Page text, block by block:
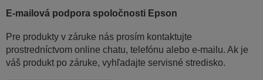
E-mailová podpora spoločnosti Epson
Pre produkty v záruke nás prosím kontaktujte
prostredníctvom online chatu, telefónu alebo e-mailu. Ak je
váš produkt po záruke, vyhľadajte servisné stredisko.